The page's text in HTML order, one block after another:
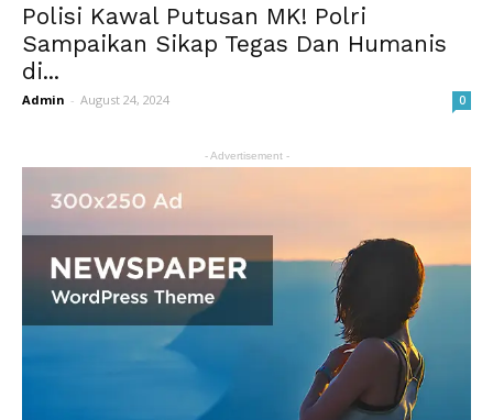
Polisi Kawal Putusan MK! Polri
Sampaikan Sikap Tegas Dan Humanis
di...
Admin - August 24, 2024 0
- Advertisement -